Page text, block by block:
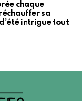
chaque
sa
intrigue tout